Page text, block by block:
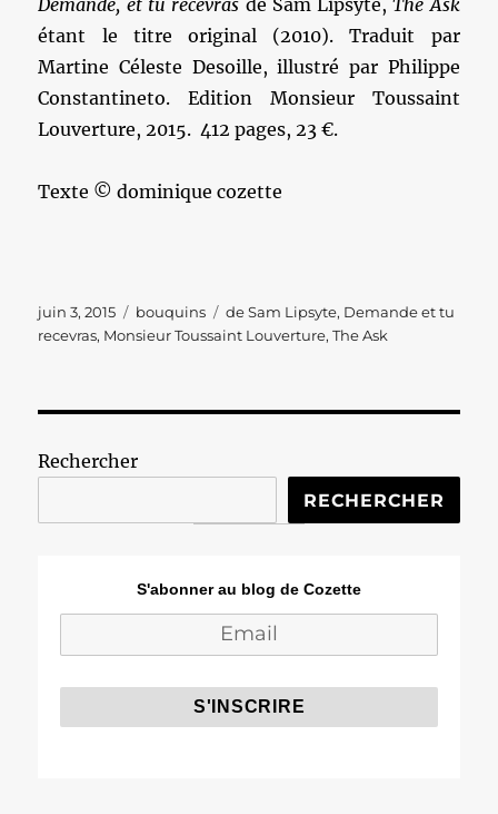
Demande, et tu recevras de Sam Lipsyte,The Ask
étant le titre original (2010). Traduit par
Martine Céleste Desoille, illustré par Philippe
Constantineto. Edition Monsieur Toussaint
Louverture, 2015. 412 pages, 23 €.
Texte © dominique cozette
Publié
le
juin 3, 2015 Catégories
bouquins Étiquettes
de Sam Lipsyte, Demande et tu
recevras, Monsieur Toussaint Louverture,The Ask
Rechercher
RECHERCHER
S'abonner au blog de Cozette